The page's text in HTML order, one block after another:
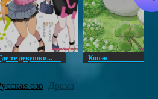
те девушки... Копэн
озв Драма